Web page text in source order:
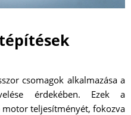
csomagok alkalmazása a
érdekében. Ezek a
teljesítményét, fokozva